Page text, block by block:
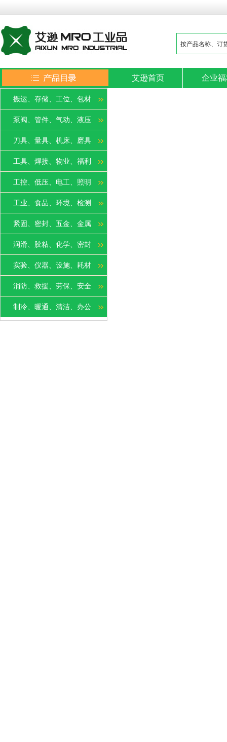
艾逊首页 企业
搬运、存储、工位、包材
泵阀、管件、气动、液压
刀具、量具、机床、磨具
工具、焊接、物业、福利
工控、低压、电工、照明
工业、食品、环境、检测
紧固、密封、五金、金属
润滑、胶粘、化学、密封
实验、仪器、设施、耗材
消防、救援、劳保、安全
制冷、暖通、清洁、办公